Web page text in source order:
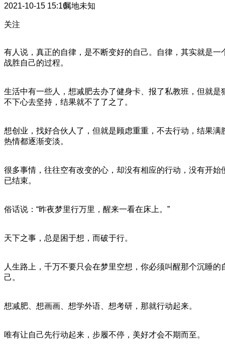
2021-10-15 15:16属地未知
关注
有人说，真正的自律，是不断变好的自己。自律，其实就是一
战胜自己的过程。
生活中有一些人，想减肥去办了健身卡、报了私教班，但就是
不下心去坚持，结果就不了了之了。
想创业，找好合伙人了，但就是顾虑重重，不去行动，结果满
热情都逐渐变淡。
很多事情，往往空有改变的心，却没有相应的行动，没有开始
已结束。
俗话说：“昨夜梦里行万里，醒来一看在床上。”
天下之事，总是困于想，而破于行。
人生路上，千万不要只会在梦里空想，你必须叫醒那个沉睡的
己。
想减肥、想画画、想学外语、想考研，那就行动起来。
唯有让自己先行动起来，步履不停，美好才会不期而至。